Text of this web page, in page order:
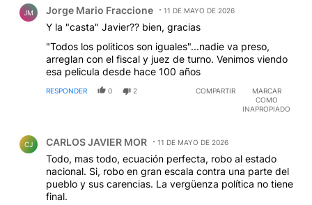
JM Jorge Mario Fraccione 11 DE MAYO DE 2026
Y la "casta" Javier?? bien, gracias
"Todos los politicos son iguales"...nadie va preso,
arreglan con el fiscal y juez de turno. Venimos viendo
esa pelicula desde hace 100 años
RESPONDER 0 2 COMPARTIR
MARCAR
COMO
INAPROPIADO
CJ CARLOS JAVIER MOR 11 DE MAYO DE 2026
Todo, mas todo, ecuación perfecta, robo al estado
nacional. Si, robo en gran escala contra una parte del
pueblo y sus carencias. La vergüenza política no tiene
final.